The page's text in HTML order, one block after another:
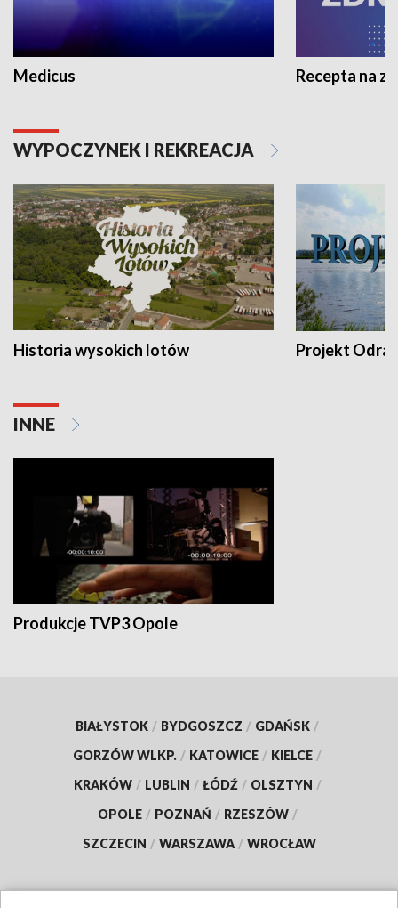
Medicus Recepta na
WYPOCZYNEK I REKREACJA
Historia wysokich lotów Projekt Odra
INNE
Produkcje TVP3 Opole
BIAŁYSTOK / BYDGOSZCZ / GDAŃSK /
GORZÓW WLKP. / KATOWICE / KIELCE /
KRAKÓW / LUBLIN / ŁÓDŹ / OLSZTYN /
OPOLE / POZNAŃ / RZESZÓW /
SZCZECIN / WARSZAWA / WROCŁAW